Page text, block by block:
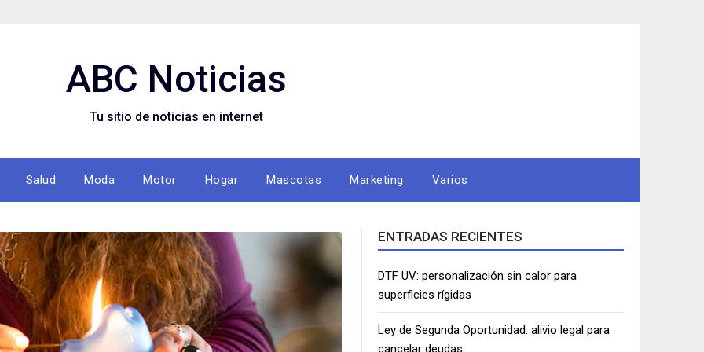
ABC Noticias
Tu sitio de noticias en internet
Salud Moda Motor Hogar Mascotas Marketing Varios
ENTRADAS RECIENTES
DTF UV: personalización sin calor para
superficies rígidas
Ley de Segunda Oportunidad: alivio legal para
cancelar deudas